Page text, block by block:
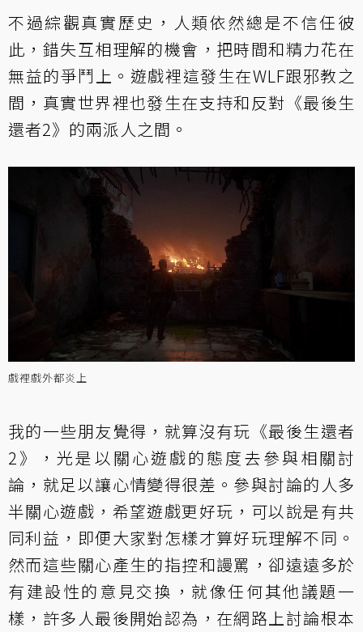
不過綜觀真實歷史，人類依然總是不信任彼
此，錯失互相理解的機會，把時間和精力花在
無益的爭鬥上。遊戲裡這發生在WLF跟邪教之
間，真實世界裡也發生在支持和反對《最後生
還者2》的兩派人之間。
戲裡戲外都炎上
我的一些朋友覺得，就算沒有玩《最後生還者
2》，光是以關心遊戲的態度去參與相關討
論，就足以讓心情變得很差。參與討論的人多
半關心遊戲，希望遊戲更好玩，可以說是有共
同利益，即便大家對怎樣才算好玩理解不同。
然而這些關心產生的指控和謾罵，卻遠遠多於
有建設性的意見交換，就像任何其他議題一
樣，許多人最後開始認為，在網路上討論根本